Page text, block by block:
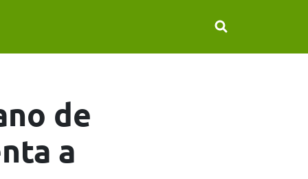
de
a